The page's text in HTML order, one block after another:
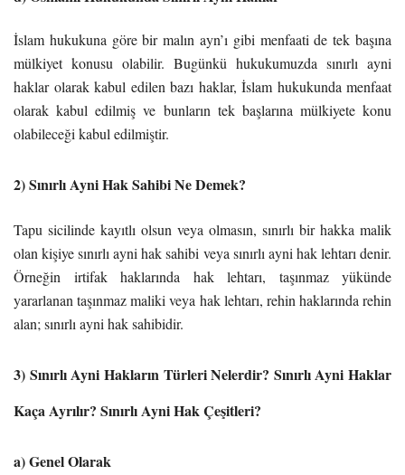
İslam hukukuna göre bir malın ayn’ı gibi menfaati de tek başına
mülkiyet konusu olabilir. Bugünkü hukukumuzda sınırlı ayni
haklar olarak kabul edilen bazı haklar, İslam hukukunda menfaat
olarak kabul edilmiş ve bunların tek başlarına mülkiyete konu
olabileceği kabul edilmiştir.
2) Sınırlı Ayni Hak Sahibi Ne Demek?
Tapu sicilinde kayıtlı olsun veya olmasın, sınırlı bir hakka malik
olan kişiye sınırlı ayni hak sahibi veya sınırlı ayni hak lehtarı denir.
Örneğin irtifak haklarında hak lehtarı, taşınmaz yükünde
yararlanan taşınmaz maliki veya hak lehtarı, rehin haklarında rehin
alan; sınırlı ayni hak sahibidir.
3) Sınırlı Ayni Hakların Türleri Nelerdir? Sınırlı Ayni Haklar
Kaça Ayrılır? Sınırlı Ayni Hak Çeşitleri?
a) Genel Olarak